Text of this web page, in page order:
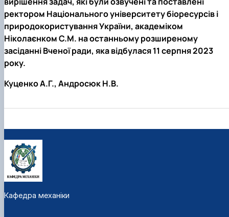
ректором Національного університету біоресурсів і
природокористування України, академіком
Ніколаєнком С.М. на останньому розширеному
засіданні Вченої ради, яка відбулася 11 серпня 2023
року.
Куценко А.Г., Андросюк Н.В.
Кафедра механіки